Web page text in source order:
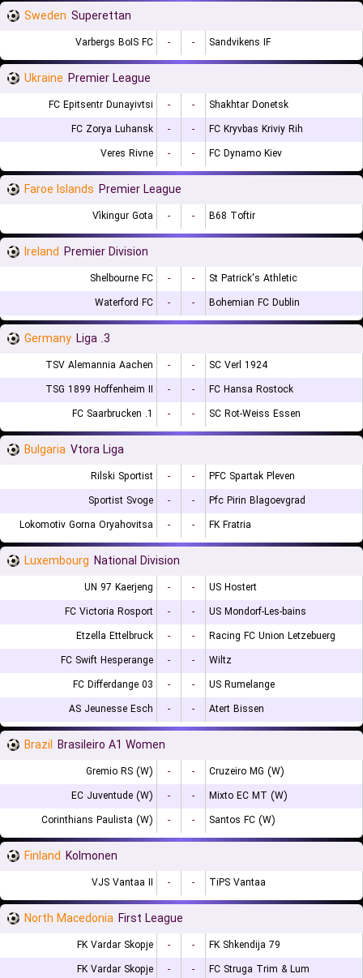
Sweden Superettan
Varbergs BoIS FC - - Sandvikens IF
Ukraine Premier League
FC Epitsentr Dunayivtsi - -
Shakhtar Donetsk
FC Zorya Luhansk
- -
FC Kryvbas Kriviy Rih
Veres Rivne
- - FC Dynamo Kiev
Faroe Islands Premier League
Víkingur Gota - - B68 Toftir
Ireland Premier Division
Shelbourne FC - -
St Patrick's Athletic
Waterford FC
- - Bohemian FC Dublin
Germany 3. Liga
TSV Alemannia Aachen - -
SC Verl 1924
TSG 1899 Hoffenheim II
- -
FC Hansa Rostock
1. FC Saarbrucken
- - SC Rot-Weiss Essen
Bulgaria Vtora Liga
Rilski Sportist - -
PFC Spartak Pleven
Sportist Svoge
- -
Pfc Pirin Blagoevgrad
Lokomotiv Gorna Oryahovitsa
- - FK Fratria
Luxembourg National Division
UN 97 Kaerjeng - -
US Hostert
FC Victoria Rosport
- -
US Mondorf-Les-bains
Etzella Ettelbruck
- -
Racing FC Union Letzebuerg
FC Swift Hesperange
- -
Wiltz
FC Differdange 03
- -
US Rumelange
AS Jeunesse Esch
- - Atert Bissen
Brazil Brasileiro A1 Women
Gremio RS (W) - -
Cruzeiro MG (W)
EC Juventude (W)
- -
Mixto EC MT (W)
Corinthians Paulista (W)
- - Santos FC (W)
Finland Kolmonen
VJS Vantaa II - - TiPS Vantaa
North Macedonia First League
FK Vardar Skopje - -
FK Shkendija 79
FK Vardar Skopje
- -
FC Struga Trim & Lum